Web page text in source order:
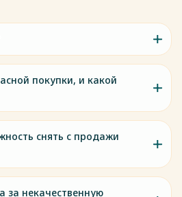
покупки, и какой
снять с продажи
за некачественную